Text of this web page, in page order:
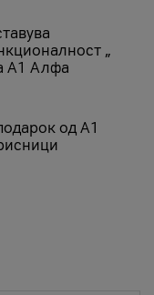
„
А1 Алфа
од А1